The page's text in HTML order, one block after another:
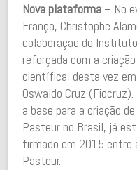
Nova plataforma – No
França, Christophe
colaboração do
reforçada com a
científica, desta vez
Oswaldo Cruz
a base para a criação
Pasteur no Brasil, já
firmado em 2015 entre
Pasteur.